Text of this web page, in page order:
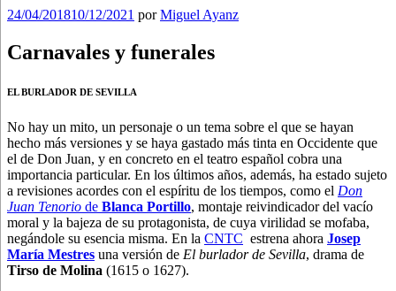
Publicado
24/04/201810/12/2021 porMiguel Ayanz
Carnavales y funerales
EL BURLADOR DE SEVILLA
No hay un mito, un personaje o un tema sobre el que se hayan
hecho más versiones y se haya gastado más tinta en Occidente que
el de Don Juan, y en concreto en el teatro español cobra una
importancia particular. En los últimos años, además, ha estado sujeto
a revisiones acordes con el espíritu de los tiempos, como el Don
Juan Tenorio de Blanca Portillo, montaje reivindicador del vacío
moral y la bajeza de su protagonista, de cuya virilidad se mofaba,
negándole su esencia misma. En la CNTC estrena ahora Josep
María Mestres una versión de El burlador de Sevilla, drama de
Tirso de Molina (1615 o 1627).